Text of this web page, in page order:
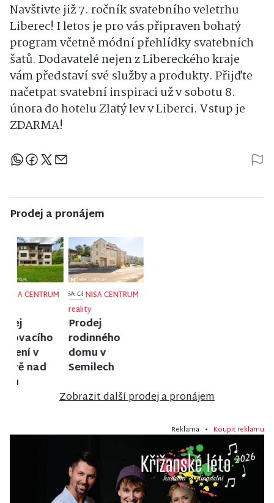
Navštivte již 7. ročník svatebního veletrhu
Liberec! I letos je pro vás připraven bohatý
program včetně módní přehlídky svatebních
šatů. Dodavatelé nejen z Libereckého kraje
vám představí své služby a produkty. Přijďte
načetpat svatební inspiraci už v sobotu 8.
února do hotelu Zlatý lev v Liberci. Vstup je
ZDARMA!
Sdílejte článek
Prodej a pronájem
NISA CENTRUM
Prodej
rodinného
domu ve
Frýdlantu
NISA CENTRUM
Prodej
rodinného
domu v
Poniklé
Zobrazit další prodej a pronájem
Reklama • Koupit reklamu